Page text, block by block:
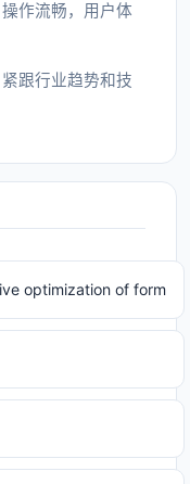
作流畅，用户体
跟行业趋势和技
optimization of form